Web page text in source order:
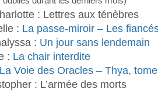
: Lettres aux ténèbres
: La passe-miroir – Les
: Un jour sans lendemain
: La chair interdite
La Voie des Oracles – Thya,
: L’armée des morts